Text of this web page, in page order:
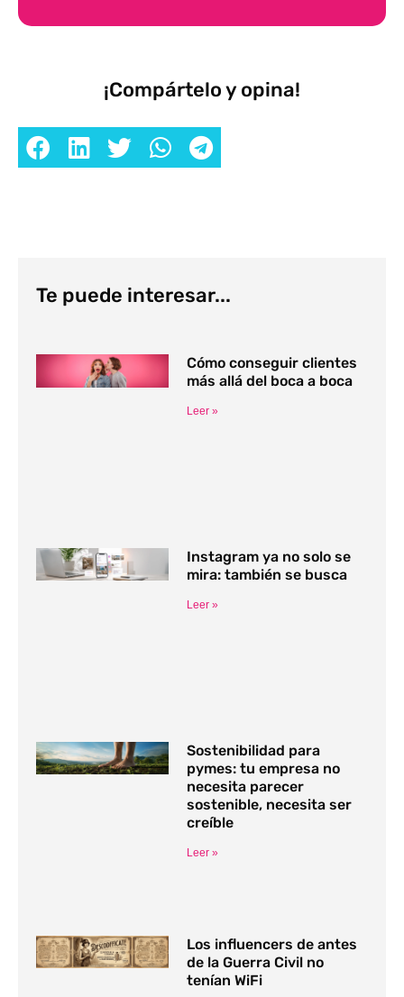
¡Compártelo y opina!
Te puede interesar...
Cómo conseguir clientes
más allá del boca a boca
Leer »
Instagram ya no solo se
mira: también se busca
Leer »
Sostenibilidad para
pymes: tu empresa no
necesita parecer
sostenible, necesita ser
creíble
Leer »
Los influencers de antes
de la Guerra Civil no
tenían WiFi